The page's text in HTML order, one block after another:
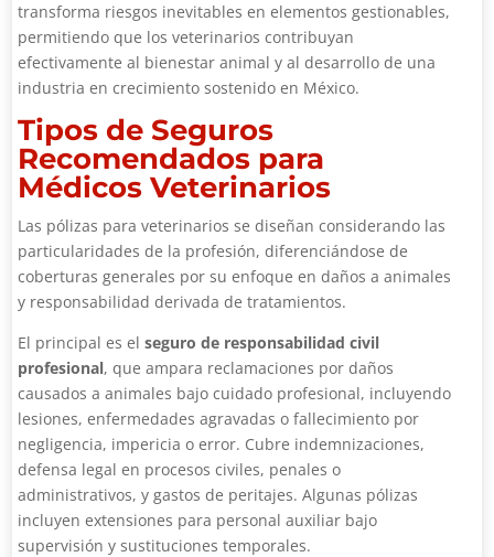
transforma riesgos inevitables en elementos gestionables,
permitiendo que los veterinarios contribuyan
efectivamente al bienestar animal y al desarrollo de una
industria en crecimiento sostenido en México.
Tipos de Seguros
Recomendados para
Médicos Veterinarios
Las pólizas para veterinarios se diseñan considerando las
particularidades de la profesión, diferenciándose de
coberturas generales por su enfoque en daños a animales
y responsabilidad derivada de tratamientos.
El principal es elseguro de responsabilidad civil
profesional, que ampara reclamaciones por daños
causados a animales bajo cuidado profesional, incluyendo
lesiones, enfermedades agravadas o fallecimiento por
negligencia, impericia o error. Cubre indemnizaciones,
defensa legal en procesos civiles, penales o
administrativos, y gastos de peritajes. Algunas pólizas
incluyen extensiones para personal auxiliar bajo
supervisión y sustituciones temporales.